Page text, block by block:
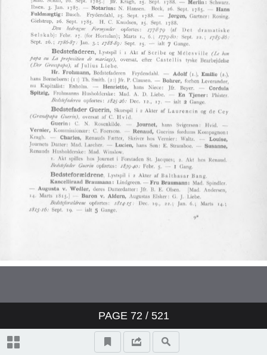
PAGE 72/ 521